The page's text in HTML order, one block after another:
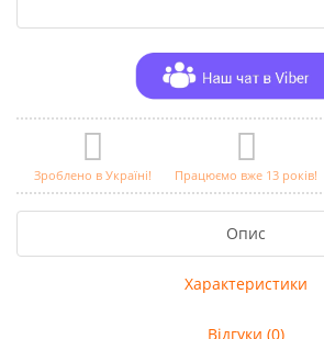
Зроблено в Україні! Працюємо вже 13 років!
Опис
Характеристики
Відгуки (0)